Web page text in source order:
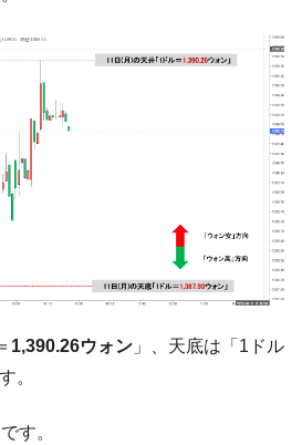
「2035年までに18.4GW規模のAIデ
から無理だってば。
ン「韓国レバレッジETFの清算は
民年金公団』株価暴落で200兆蒸
「ニセＫ-ブランドを通報しようキ
教授も登場！
が落ちました」⇒ 耐久性「なさす
最大手『POSCO』ズブズブ沈む。
「韓国の公務員個人をターゲット
1,390.26ウォン 」、天底は「1ドル
。
す。